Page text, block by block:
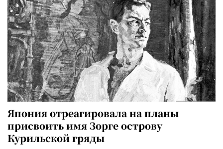
Япония отреагировала на планы
присвоить имя Зорге острову
Курильской гряды